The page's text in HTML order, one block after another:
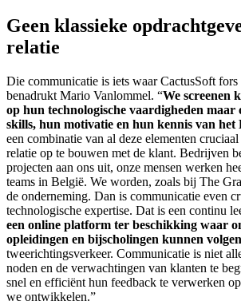
Geen klassieke
relatie
Die communicatie is iets waar CactusSoft fors
benadrukt Mario Vanlommel. “We screenen
op hun technologische vaardigheden maar
skills, hun motivatie en hun kennis van het
een combinatie van al deze elementen
relatie op te bouwen met de klant. Bedrijven
projecten aan ons uit, onze mensen werken
teams in België. We worden, zoals bij The
de onderneming. Dan is communicatie even
technologische expertise. Dat is een continu
een online platform ter beschikking waar
opleidingen en bijscholingen kunnen
tweerichtingsverkeer. Communicatie is niet
noden en de verwachtingen van klanten te
snel en efficiënt hun feedback te verwerken
we ontwikkelen.”